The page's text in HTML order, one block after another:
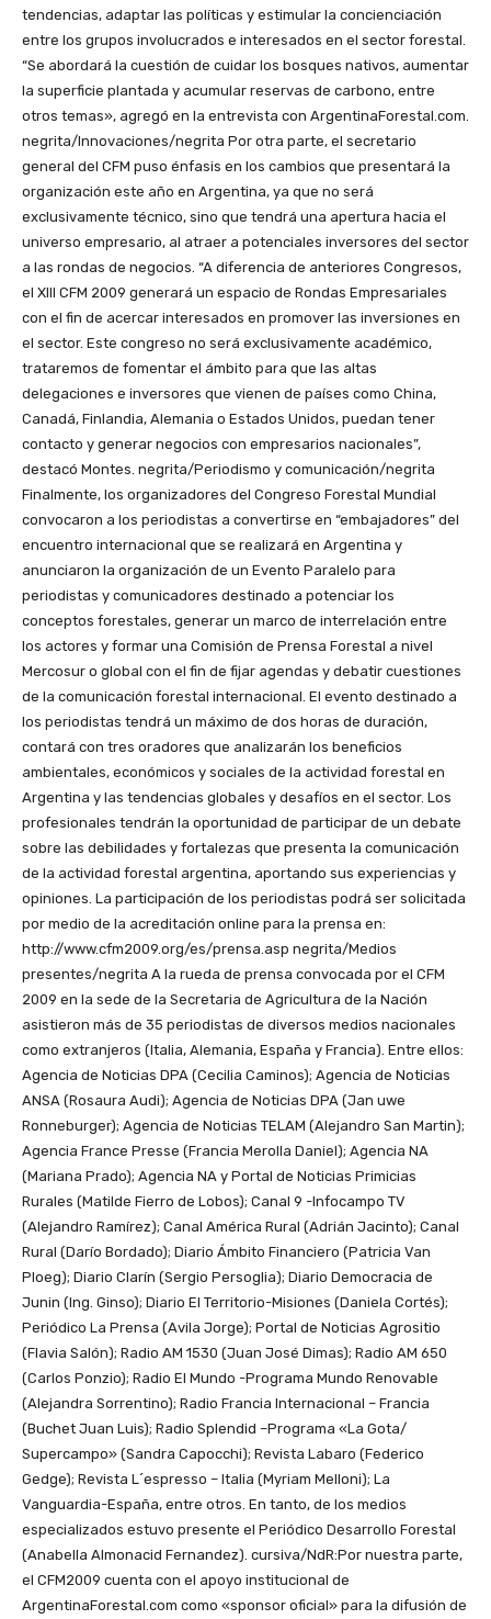
tendencias, adaptar las políticas y estimular la concienciación
entre los grupos involucrados e interesados en el sector forestal.
“Se abordará la cuestión de cuidar los bosques nativos, aumentar
la superficie plantada y acumular reservas de carbono, entre
otros temas», agregó en la entrevista con ArgentinaForestal.com.
negrita/Innovaciones/negrita Por otra parte, el secretario
general del CFM puso énfasis en los cambios que presentará la
organización este año en Argentina, ya que no será
exclusivamente técnico, sino que tendrá una apertura hacia el
universo empresario, al atraer a potenciales inversores del sector
a las rondas de negocios. “A diferencia de anteriores Congresos,
el XIII CFM 2009 generará un espacio de Rondas Empresariales
con el fin de acercar interesados en promover las inversiones en
el sector. Este congreso no será exclusivamente académico,
trataremos de fomentar el ámbito para que las altas
delegaciones e inversores que vienen de países como China,
Canadá, Finlandia, Alemania o Estados Unidos, puedan tener
contacto y generar negocios con empresarios nacionales”,
destacó Montes. negrita/Periodismo y comunicación/negrita
Finalmente, los organizadores del Congreso Forestal Mundial
convocaron a los periodistas a convertirse en “embajadores” del
encuentro internacional que se realizará en Argentina y
anunciaron la organización de un Evento Paralelo para
periodistas y comunicadores destinado a potenciar los
conceptos forestales, generar un marco de interrelación entre
los actores y formar una Comisión de Prensa Forestal a nivel
Mercosur o global con el fin de fijar agendas y debatir cuestiones
de la comunicación forestal internacional. El evento destinado a
los periodistas tendrá un máximo de dos horas de duración,
contará con tres oradores que analizarán los beneficios
ambientales, económicos y sociales de la actividad forestal en
Argentina y las tendencias globales y desafíos en el sector. Los
profesionales tendrán la oportunidad de participar de un debate
sobre las debilidades y fortalezas que presenta la comunicación
de la actividad forestal argentina, aportando sus experiencias y
opiniones. La participación de los periodistas podrá ser solicitada
por medio de la acreditación online para la prensa en:
http://www.cfm2009.org/es/prensa.asp negrita/Medios
presentes/negrita A la rueda de prensa convocada por el CFM
2009 en la sede de la Secretaria de Agricultura de la Nación
asistieron más de 35 periodistas de diversos medios nacionales
como extranjeros (Italia, Alemania, España y Francia). Entre ellos:
Agencia de Noticias DPA (Cecilia Caminos); Agencia de Noticias
ANSA (Rosaura Audi); Agencia de Noticias DPA (Jan uwe
Ronneburger); Agencia de Noticias TELAM (Alejandro San Martin);
Agencia France Presse (Francia Merolla Daniel); Agencia NA
(Mariana Prado); Agencia NA y Portal de Noticias Primicias
Rurales (Matilde Fierro de Lobos); Canal 9 -Infocampo TV
(Alejandro Ramírez); Canal América Rural (Adrián Jacinto); Canal
Rural (Darío Bordado); Diario Ámbito Financiero (Patricia Van
Ploeg); Diario Clarín (Sergio Persoglia); Diario Democracia de
Junin (Ing. Ginso); Diario El Territorio-Misiones (Daniela Cortés);
Periódico La Prensa (Avila Jorge); Portal de Noticias Agrositio
(Flavia Salón); Radio AM 1530 (Juan José Dimas); Radio AM 650
(Carlos Ponzio); Radio El Mundo -Programa Mundo Renovable
(Alejandra Sorrentino); Radio Francia Internacional – Francia
(Buchet Juan Luis); Radio Splendid –Programa «La Gota/
Supercampo» (Sandra Capocchi); Revista Labaro (Federico
Gedge); Revista L´espresso – Italia (Myriam Melloni); La
Vanguardia-España, entre otros. En tanto, de los medios
especializados estuvo presente el Periódico Desarrollo Forestal
(Anabella Almonacid Fernandez). cursiva/NdR:Por nuestra parte,
el CFM2009 cuenta con el apoyo institucional de
ArgentinaForestal.com como «sponsor oficial» para la difusión de